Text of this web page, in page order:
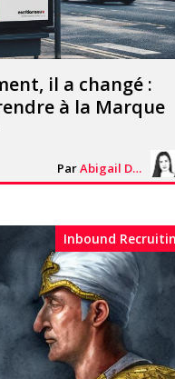
il a changé :
à la Marque
Par Abigail Davies
Inbound